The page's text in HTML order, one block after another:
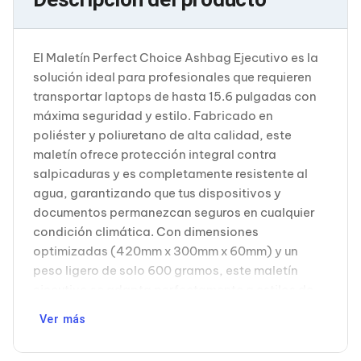
Cableado Estructurado para Servidores
Enfriamiento para Servidores
Soportes y Paneles
Sistemas Operativos para Servidores
Servidores
Soportes de Datos
Ultrium
Discos Duros / SSD / NAS
Accesorios para Discos Duros
Gabinetes de Discos Duros
Discos Duros Externos
Discos Duros para NAS
Discos Duros para Videovigilancia
Discos Duros para Servidores
Accesorios para SSD
Gabinetes para SSD
Discos Duros Internos para PC
Discos Duros Internos para Laptop
Monitores
El Maletín Perfect Choice Ashbag Ejecutivo es la
solución ideal para profesionales que requieren
transportar laptops de hasta 15.6 pulgadas con
máxima seguridad y estilo. Fabricado en
poliéster y poliuretano de alta calidad, este
maletín ofrece protección integral contra
salpicaduras y es completamente resistente al
agua, garantizando que tus dispositivos y
documentos permanezcan seguros en cualquier
condición climática. Con dimensiones
optimizadas (420mm x 300mm x 60mm) y un
peso ligero de solo 600 gramos, este maletín
dinámicos. Su asa de agarre ergonómica
Ver más